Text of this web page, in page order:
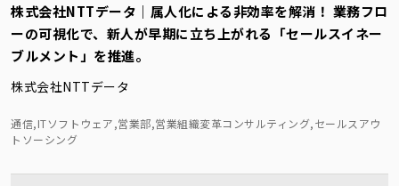
株式会社NTTデータ｜属人化による非効率を解消！ 業務フロ
ーの可視化で、新人が早期に立ち上がれる「セールスイネー
ブルメント」を推進。
株式会社NTTデータ
通信,ITソフトウェア,営業部,営業組織変革コンサルティング,セールスアウ
トソーシング